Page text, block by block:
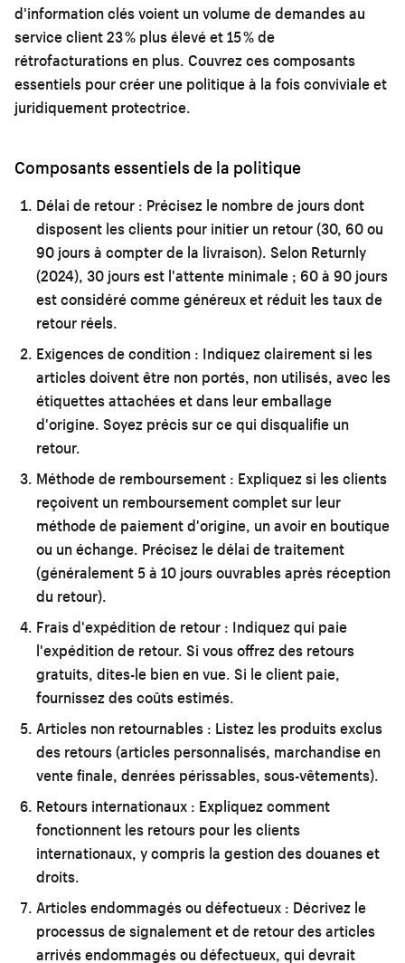
d'information clés voient un volume de demandes au
service client 23 % plus élevé et 15 % de
rétrofacturations en plus. Couvrez ces composants
essentiels pour créer une politique à la fois conviviale et
juridiquement protectrice.
Composants essentiels de la politique
Délai de retour : Précisez le nombre de jours dont
disposent les clients pour initier un retour (30, 60 ou
90 jours à compter de la livraison). Selon Returnly
(2024), 30 jours est l'attente minimale ; 60 à 90 jours
est considéré comme généreux et réduit les taux de
retour réels.
Exigences de condition : Indiquez clairement si les
articles doivent être non portés, non utilisés, avec les
étiquettes attachées et dans leur emballage
d'origine. Soyez précis sur ce qui disqualifie un
retour.
Méthode de remboursement : Expliquez si les clients
reçoivent un remboursement complet sur leur
méthode de paiement d'origine, un avoir en boutique
ou un échange. Précisez le délai de traitement
(généralement 5 à 10 jours ouvrables après réception
du retour).
Frais d'expédition de retour : Indiquez qui paie
l'expédition de retour. Si vous offrez des retours
gratuits, dites-le bien en vue. Si le client paie,
fournissez des coûts estimés.
Articles non retournables : Listez les produits exclus
des retours (articles personnalisés, marchandise en
vente finale, denrées périssables, sous-vêtements).
Retours internationaux : Expliquez comment
fonctionnent les retours pour les clients
internationaux, y compris la gestion des douanes et
droits.
Articles endommagés ou défectueux : Décrivez le
processus de signalement et de retour des articles
arrivés endommagés ou défectueux, qui devrait